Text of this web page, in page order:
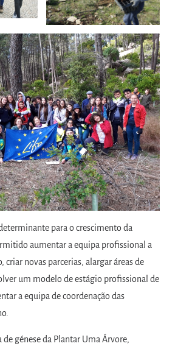
para o crescimento da
aumentar a equipa profissional a
criar novas parcerias, alargar áreas de
um modelo de estágio profissional de
a equipa de coordenação das
de génese da Plantar Uma Árvore,